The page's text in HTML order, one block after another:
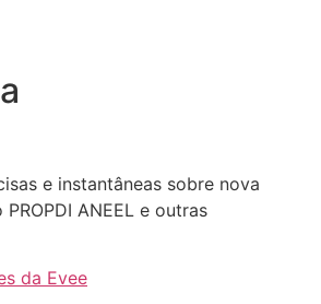
e instantâneas sobre nova
ANEEL e outras
da Evee